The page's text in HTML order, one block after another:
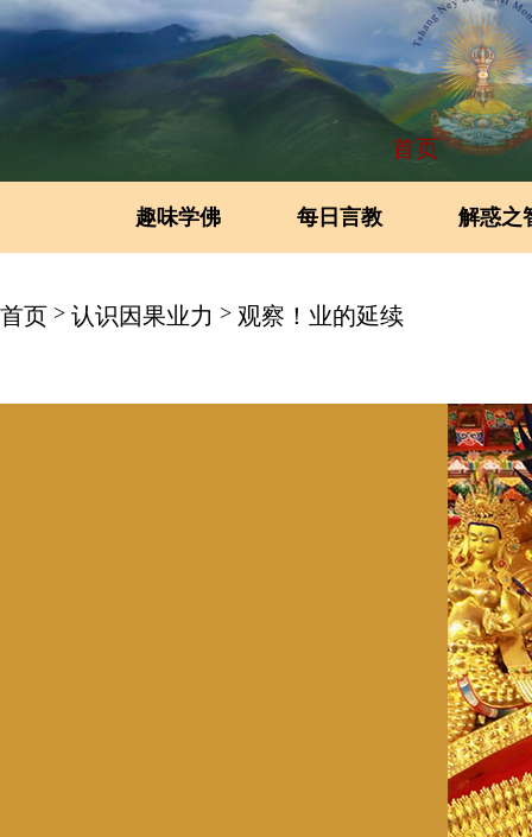
首页
趣味学佛 每日言教 解惑之
首页 > 认识因果业力 > 观察！业的延续